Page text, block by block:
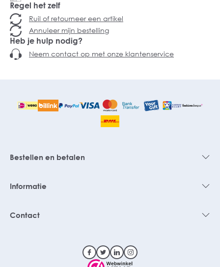
Regel het zelf
Ruil of retourneer een artikel
Annuleer mijn bestelling
Heb je hulp nodig?
Neem contact op met onze klantenservice
Bestellen en betalen
Informatie
Contact